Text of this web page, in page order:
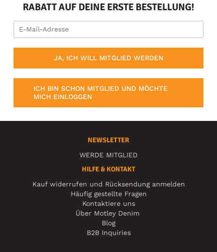
RABATT AUF DEINE ERSTE BESTELLUNG!
JA, ICH WILL MITGLIED WERDEN
ICH BIN SCHON MITGLIED UND MÖCHTE
MICH EINLOGGEN
NEWSLETTER
WERDE MITGLIED
HILFE & KONTAKT
Kauf widerrufen und Rücksendung anmelden
Häufig gestellte Fragen
Kontaktiere uns
Über Motley Denim
Blog
B2B Inquiries